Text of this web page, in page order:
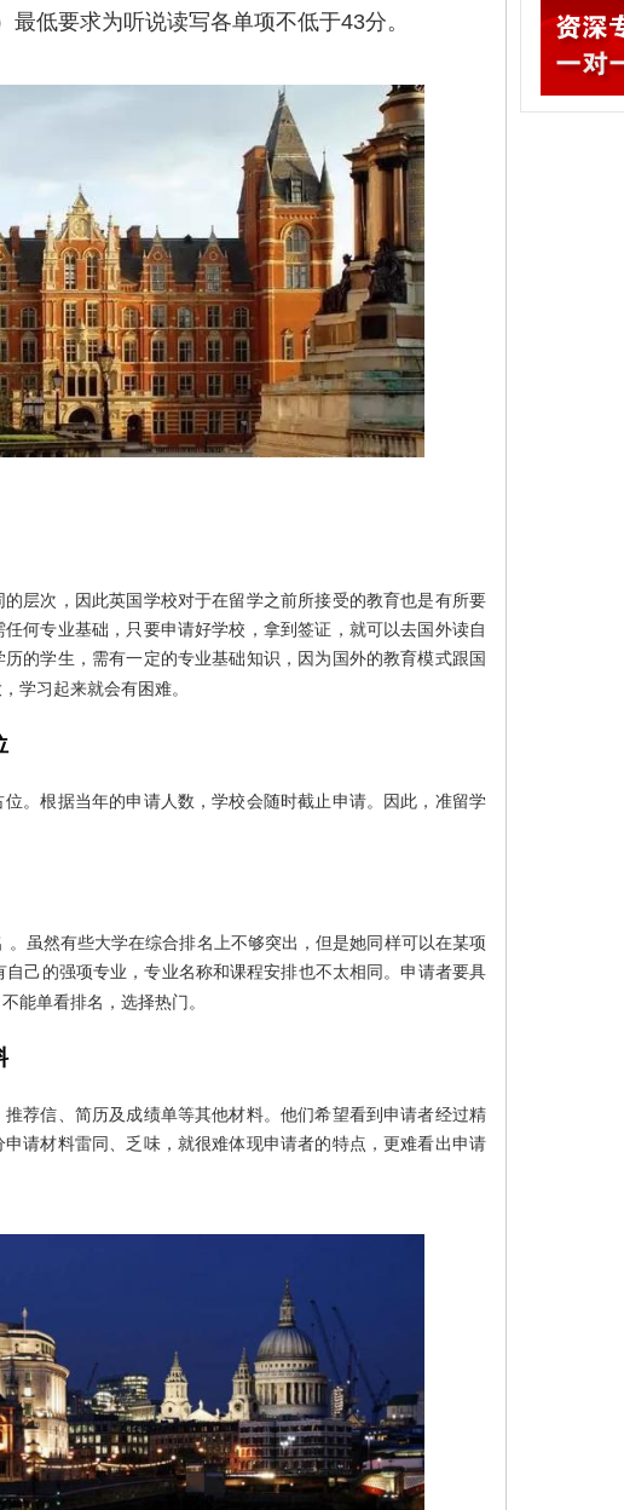
最低要求为听说读写各单项不低于43分。
层次，因此英国学校对于在留学之前所接受的教育也是有所要
何专业基础，只要申请好学校，拿到签证，就可以去国外读自
的学生，需有一定的专业基础知识，因为国外的教育模式跟国
学习起来就会有困难。
。根据当年的申请人数，学校会随时截止申请。因此，准留学
虽然有些大学在综合排名上不够突出，但是她同样可以在某项
己的强项专业，专业名称和课程安排也不太相同。申请者要具
能单看排名，选择热门。
荐信、简历及成绩单等其他材料。他们希望看到申请者经过精
请材料雷同、乏味，就很难体现申请者的特点，更难看出申请